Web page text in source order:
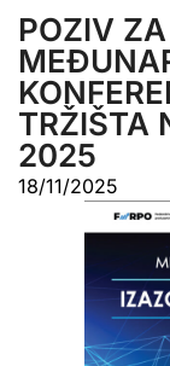
POZIV
TRŽIŠTA
2025
18/11/2025